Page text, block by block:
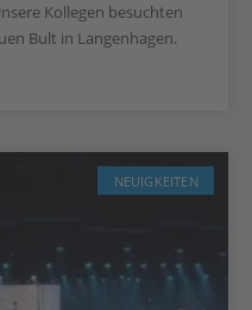
Kollegen besuchten
Bult in Langenhagen.
NEUIGKEITEN